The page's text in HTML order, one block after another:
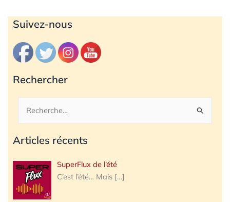
Suivez-nous
Rechercher
Rechercher :
Articles récents
SuperFlux de l’été
C’est l’été… Mais […]
Archives